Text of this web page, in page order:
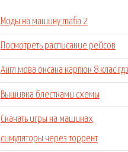
Моды на машину mafia 2
Посмотреть расписание рейсов
Англ мова оксана карпюк 8 клас гдз
Вышивка блестками схемы
Скачать игры на машинах
симуляторы через торрент